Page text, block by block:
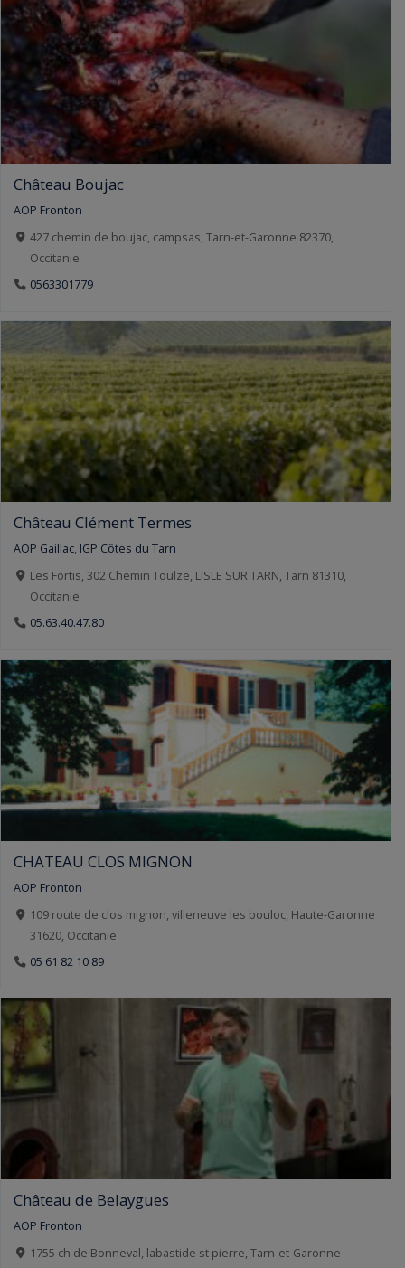
Château Boujac
AOP Fronton
427 chemin de boujac, campsas, Tarn-et-Garonne 82370,
Occitanie
0563301779
Château Clément Termes
AOP Gaillac, IGP Côtes du Tarn
Les Fortis, 302 Chemin Toulze, LISLE SUR TARN, Tarn 81310,
Occitanie
05.63.40.47.80
CHATEAU CLOS MIGNON
AOP Fronton
109 route de clos mignon, villeneuve les bouloc, Haute-Garonne
31620, Occitanie
05 61 82 10 89
Château de Belaygues
AOP Fronton
1755 ch de Bonneval, labastide st pierre, Tarn-et-Garonne